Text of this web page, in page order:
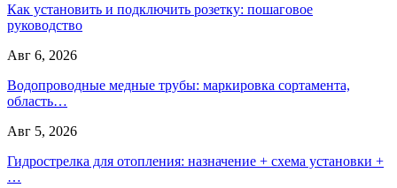
Как установить и подключить розетку: пошаговое
руководство
Авг 6, 2026
Водопроводные медные трубы: маркировка сортамента,
область…
Авг 5, 2026
Гидрострелка для отопления: назначение + схема установки +
…